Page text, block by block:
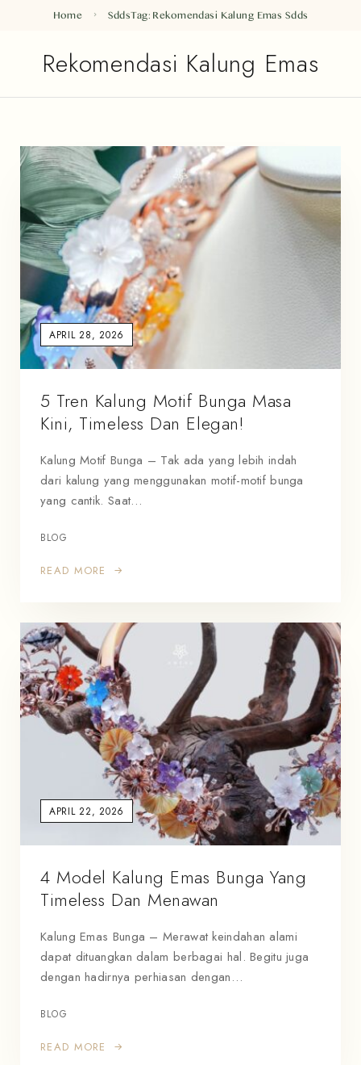
Home Sdds Tag: Rekomendasi Kalung Emas Sdds
Rekomendasi Kalung Emas
APRIL 28, 2026
5 Tren Kalung Motif Bunga Masa
Kini, Timeless Dan Elegan!
Kalung Motif Bunga – Tak ada yang lebih indah
dari kalung yang menggunakan motif-motif bunga
yang cantik. Saat…
BLOG
READ MORE
APRIL 22, 2026
4 Model Kalung Emas Bunga Yang
Timeless Dan Menawan
Kalung Emas Bunga – Merawat keindahan alami
dapat dituangkan dalam berbagai hal. Begitu juga
dengan hadirnya perhiasan dengan…
BLOG
READ MORE